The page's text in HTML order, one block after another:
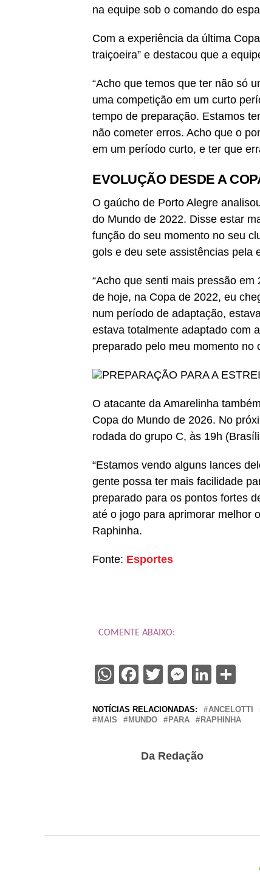
na equipe sob o comando do
Com a experiência da última
traiçoeira” e destacou que a
“Acho que temos que ter não só
uma competição em um curto
tempo de preparação. Estamos
não cometer erros. Acho que o
em um período curto, e ter que
EVOLUÇÃO DESDE A
O gaúcho de Porto Alegre
do Mundo de 2022. Disse estar
função do seu momento no seu
gols e deu sete assistências pela
“Acho que senti mais pressão
de hoje, na Copa de 2022, eu
num período de adaptação,
estava totalmente adaptado com
preparado pelo meu momento no
PREPARAÇÃO PARA A
O atacante da Amarelinha
Copa do Mundo de 2026. No
rodada do grupo C, às 19h
“Estamos vendo alguns lances
gente possa ter mais facilidade
preparado para os pontos fortes
até o jogo para aprimorar melhor
Raphinha.
Fonte: Esportes
COMENTE ABAIXO:
WhatsApp
Facebook
Twitter
NOTÍCIAS RELACIONADAS: ANCELOTTI
MAIS
MUNDO PARA RAPHINHA
Da Redação